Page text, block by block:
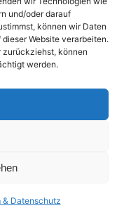
und/oder darauf
können wir Daten
Website verarbeiten.
zurückziehst, können
werden.
& Datenschutz